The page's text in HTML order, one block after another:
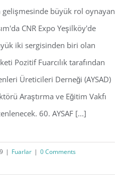
1 Ara 2018 , CNREXPO
gelişmesinde büyük rol oynayan
CNR Expo Yeşilköy'de
iki sergisinden biri olan
Pozitif Fuarcılık tarafından
Üreticileri Derneği (AYSAD)
Araştırma ve Eğitim Vakfı
60. AYSAF [...]
| Fuarlar | 0 Comments